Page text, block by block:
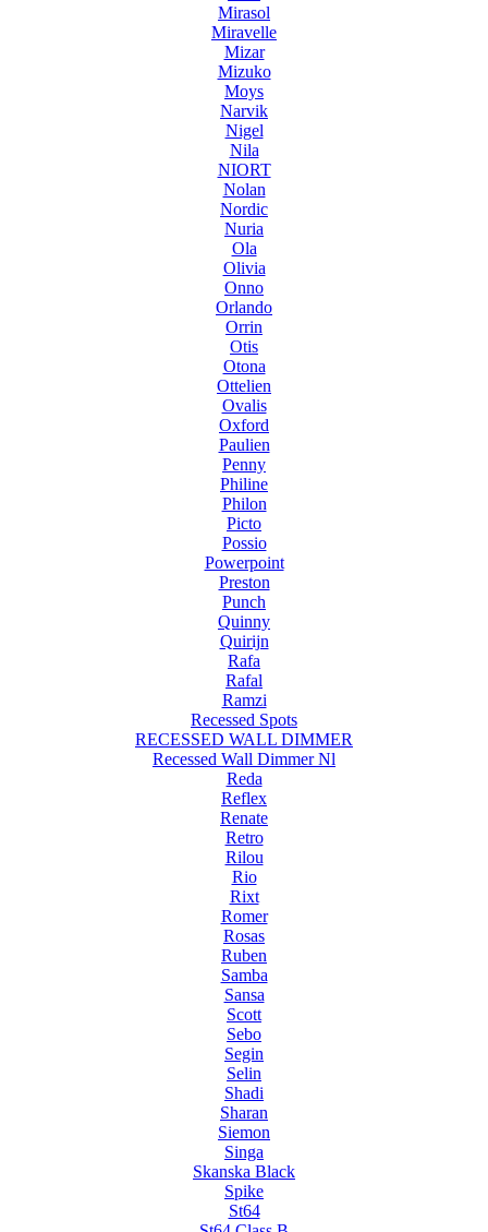
Mirasol
Miravelle
Mizar
Mizuko
Moys
Narvik
Nigel
Nila
NIORT
Nolan
Nordic
Nuria
Ola
Olivia
Onno
Orlando
Orrin
Otis
Otona
Ottelien
Ovalis
Oxford
Paulien
Penny
Philine
Philon
Picto
Possio
Powerpoint
Preston
Punch
Quinny
Quirijn
Rafa
Rafal
Ramzi
Recessed Spots
RECESSED WALL DIMMER
Recessed Wall Dimmer Nl
Reda
Reflex
Renate
Retro
Rilou
Rio
Rixt
Romer
Rosas
Ruben
Samba
Sansa
Scott
Sebo
Segin
Selin
Shadi
Sharan
Siemon
Singa
Skanska Black
Spike
St64